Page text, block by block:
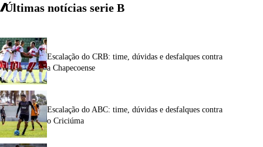
Últimas notícias serie B
Escalação do CRB: time, dúvidas e desfalques contra
a Chapecoense
Escalação do ABC: time, dúvidas e desfalques contra
o Criciúma